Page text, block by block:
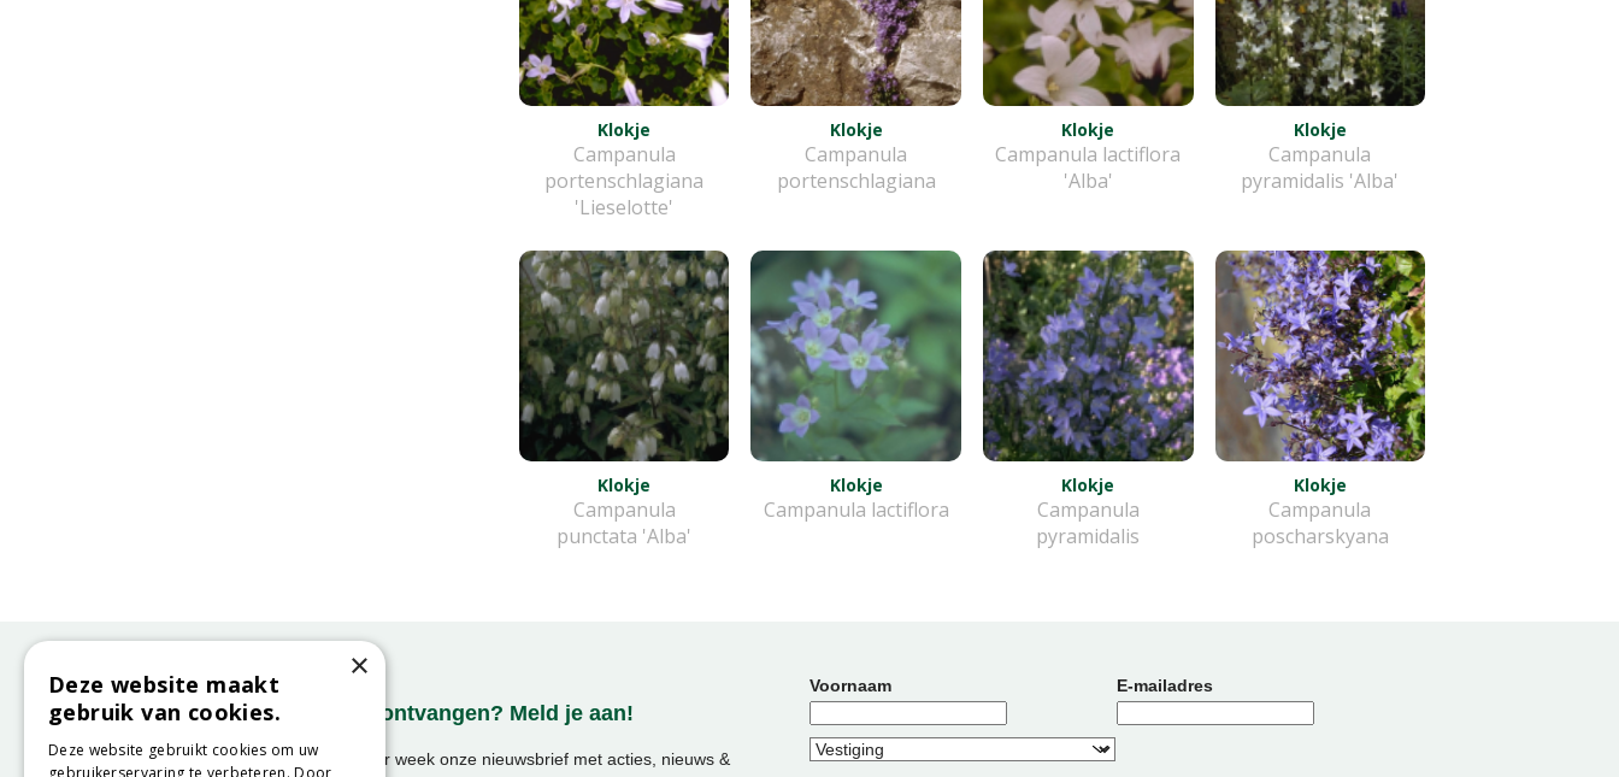
Klokje
Campanula
portenschlagiana
'Lieselotte'
Klokje
Campanula
portenschlagiana
Klokje
Campanula lactiflora
'Alba'
Klokje
Campanula
pyramidalis 'Alba'
Klokje
Campanula
punctata 'Alba'
Klokje
Campanula lactiflora
Klokje
Campanula
pyramidalis
Klokje
Campanula
poscharskyana
Onze nieuwsbrief ontvangen? Meld je aan!
Ontvang ongeveer 1x per week onze nieuwsbrief met acties, nieuws &
Voornaam E-mailadres
×
Deze website maakt
gebruik van cookies.
Deze website gebruikt cookies om uw
gebruikerservaring te verbeteren. Door